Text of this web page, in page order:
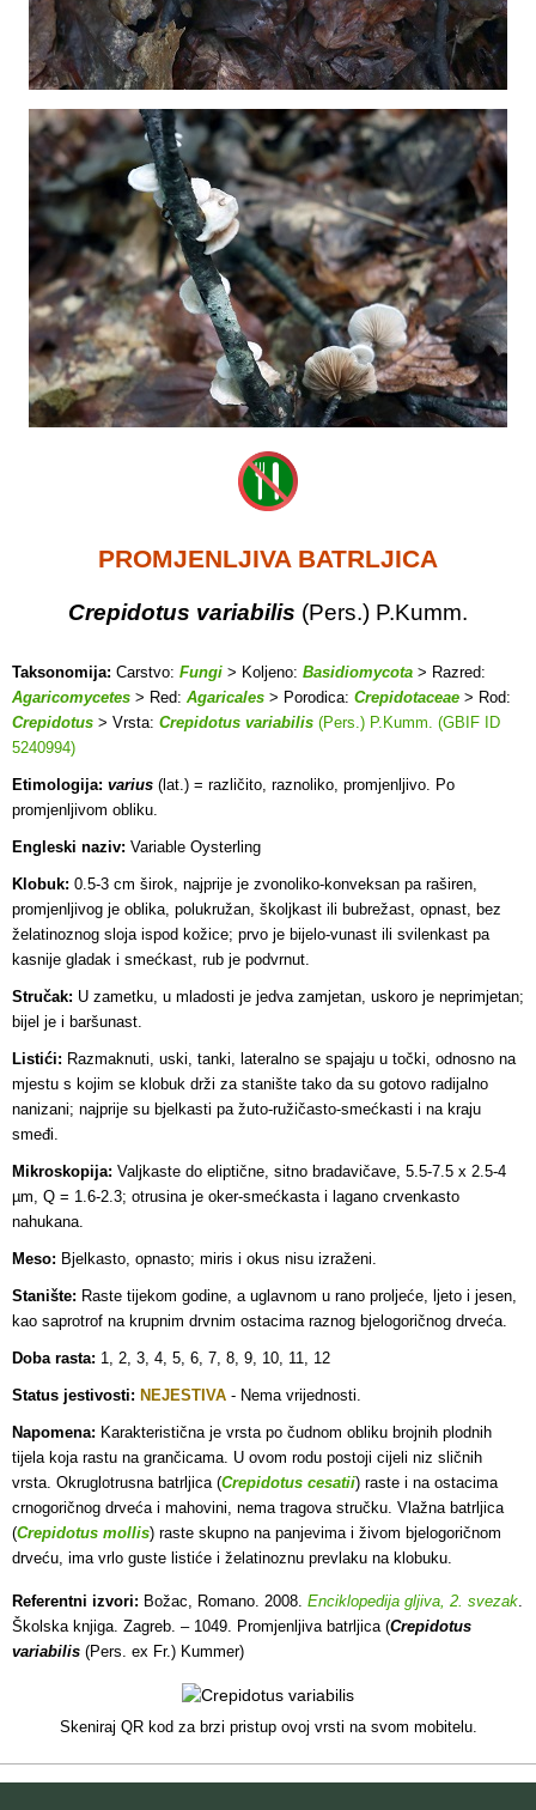
PROMJENLJIVA BATRLJICA
Crepidotus variabilis (Pers.) P.Kumm.
Taksonomija: Carstvo: Fungi > Koljeno: Basidiomycota > Razred:
Agaricomycetes > Red: Agaricales > Porodica: Crepidotaceae > Rod:
Crepidotus > Vrsta: Crepidotus variabilis (Pers.) P.Kumm. (GBIF ID
5240994)
Etimologija: varius (lat.) = različito, raznoliko, promjenljivo. Po
promjenljivom obliku.
Engleski naziv: Variable Oysterling
Klobuk: 0.5-3 cm širok, najprije je zvonoliko-konveksan pa raširen,
promjenljivog je oblika, polukružan, školjkast ili bubrežast, opnast, bez
želatinoznog sloja ispod kožice; prvo je bijelo-vunast ili svilenkast pa
kasnije gladak i smećkast, rub je podvrnut.
Stručak: U zametku, u mladosti je jedva zamjetan, uskoro je neprimjetan;
bijel je i baršunast.
Listići: Razmaknuti, uski, tanki, lateralno se spajaju u točki, odnosno na
mjestu s kojim se klobuk drži za stanište tako da su gotovo radijalno
nanizani; najprije su bjelkasti pa žuto-ružičasto-smećkasti i na kraju
smeđi.
Mikroskopija: Valjkaste do eliptične, sitno bradavičave, 5.5-7.5 x 2.5-4
µm, Q = 1.6-2.3; otrusina je oker-smećkasta i lagano crvenkasto
nahukana.
Meso: Bjelkasto, opnasto; miris i okus nisu izraženi.
Stanište: Raste tijekom godine, a uglavnom u rano proljeće, ljeto i jesen,
kao saprotrof na krupnim drvnim ostacima raznog bjelogoričnog drveća.
Doba rasta: 1, 2, 3, 4, 5, 6, 7, 8, 9, 10, 11, 12
Status jestivosti: NEJESTIVA - Nema vrijednosti.
Napomena: Karakteristična je vrsta po čudnom obliku brojnih plodnih
tijela koja rastu na grančicama. U ovom rodu postoji cijeli niz sličnih
vrsta. Okruglotrusna batrljica (Crepidotus cesatii) raste i na ostacima
crnogoričnog drveća i mahovini, nema tragova stručku. Vlažna batrljica
(Crepidotus mollis) raste skupno na panjevima i živom bjelogoričnom
drveću, ima vrlo guste listiće i želatinoznu prevlaku na klobuku.
Referentni izvori: Božac, Romano. 2008. Enciklopedija gljiva, 2. svezak.
Školska knjiga. Zagreb. – 1049. Promjenljiva batrljica (Crepidotus
variabilis (Pers. ex Fr.) Kummer)
Skeniraj QR kod za brzi pristup ovoj vrsti na svom mobitelu.